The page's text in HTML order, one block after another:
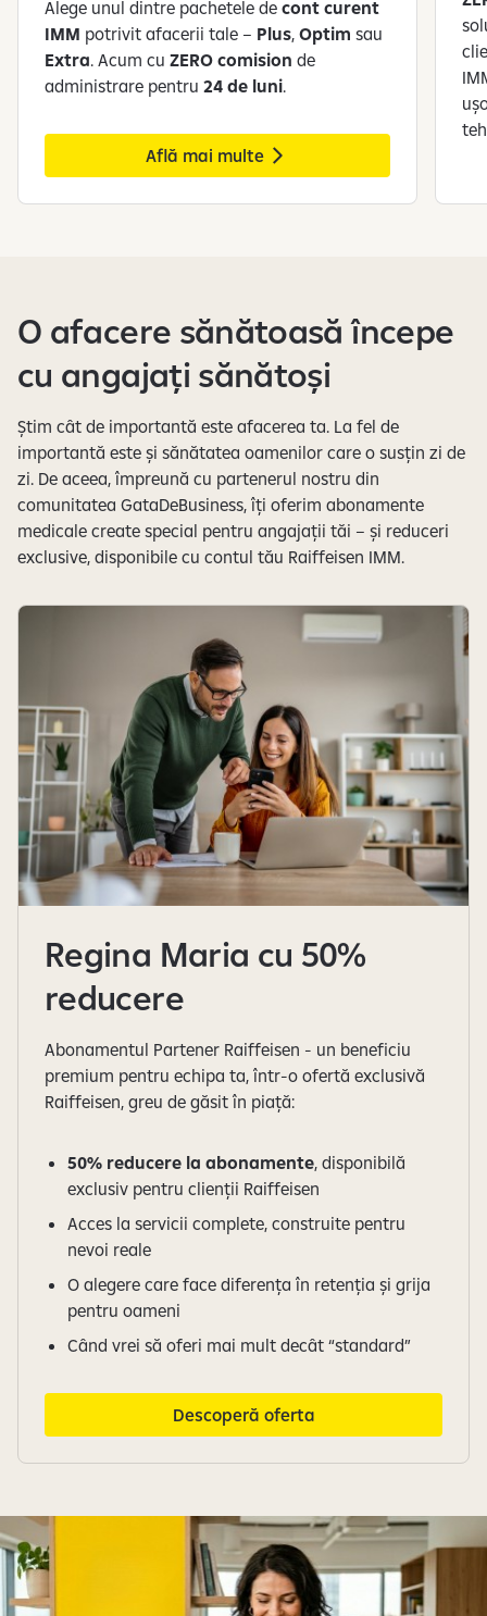
Alege unul dintre pachetele de cont curent
IMM potrivit afacerii tale – Plus, Optim sau
Extra. Acum cu ZERO comision de
administrare pentru 24 de luni.
Află mai multe
i
ș
e
z
ă
s
l
i
d
-
l
d
3
O afacere sănătoasă începe
cu angajați sănătoși
Știm cât de importantă este afacerea ta. La fel de
importantă este și sănătatea oamenilor care o susțin zi de
zi. De aceea, împreună cu partenerul nostru din
comunitatea GataDeBusiness, îți oferim abonamente
medicale create special pentru angajații tăi – și reduceri
exclusive, disponibile cu contul tău Raiffeisen IMM.
Regina Maria cu 50%
reducere
Abonamentul Partener Raiffeisen - un beneficiu
premium pentru echipa ta, într-o ofertă exclusivă
Raiffeisen, greu de găsit în piață:
50% reducere la abonamente, disponibilă
exclusiv pentru clienții Raiffeisen
Acces la servicii complete, construite pentru
nevoi reale
O alegere care face diferența în retenția și grija
pentru oameni
Când vrei să oferi mai mult decât “standard”
Descoperă oferta